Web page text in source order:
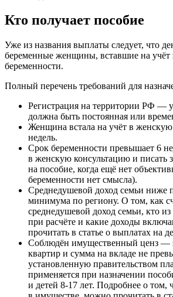
Кто получает пособие
Уже из названия выплаты следует, что
беременные женщины, вставшие на учёт
беременности.
Полный перечень требований для
Регистрация на территории РФ —
должна быть постоянная или
Женщина встала на учёт в
недель.
Срок беременности превышает 6
в женскую консультацию и писать
на пособие, когда ещё нет
беременности нет смысла).
Среднедушевой доход семьи ниже
минимума по региону. О том, как
среднедушевой доход семьи, кто
при расчёте и какие доходы
прочитать в статье о выплатах на
Соблюдён имущественный ценз —
квартир и сумма на вкладе не
установленную правительством
применяется при назначении
и детей 8-17 лет. Подробнее о том,